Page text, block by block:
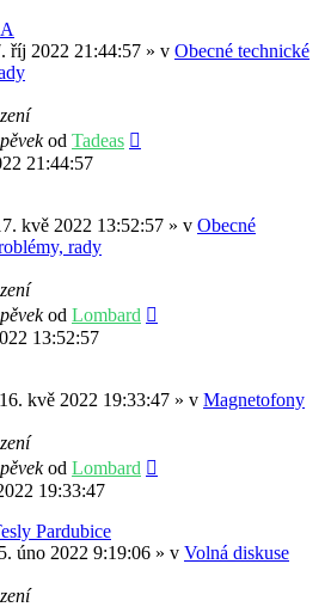
říj 2022 21:44:57 » v Obecné technické
od Tadeas
21:44:57
kvě 2022 13:52:57 » v Obecné
rady
od Lombard
13:52:57
kvě 2022 19:33:47 » v Magnetofony
od Lombard
19:33:47
Pardubice
úno 2022 9:19:06 » v Volná diskuse